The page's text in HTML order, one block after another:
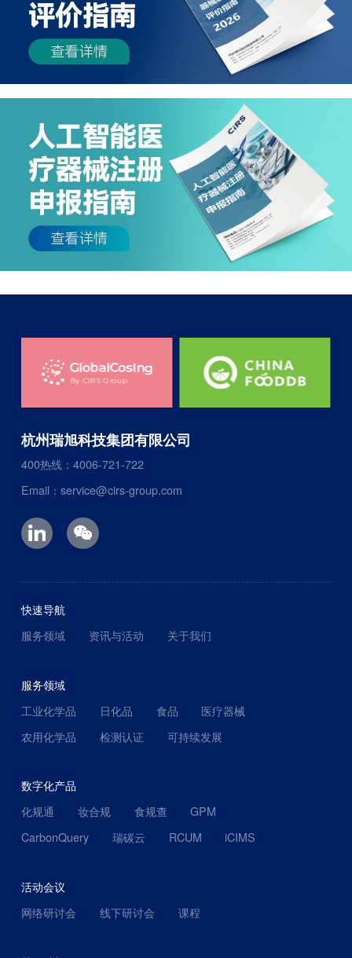
杭州瑞旭科技集团有限公司
400热线：4006-721-722
Email：service@cirs-group.com
快速导航
服务领域
资讯与活动 关于我们
服务领域
工业化学品
日化品 食品
医疗器械
农用化学品
检测认证 可持续发展
数字化产品
化规通
妆合规 食规查
GPM
CarbonQuery
瑞碳云 RCUM iCIMS
活动会议
网络研讨会
线下研讨会 课程